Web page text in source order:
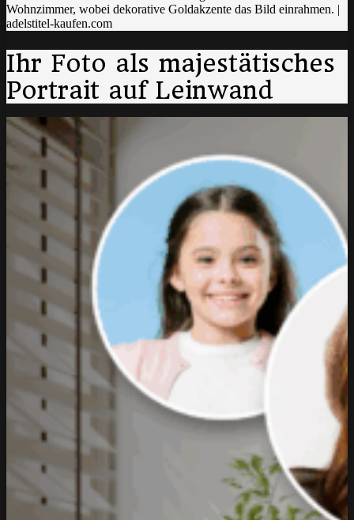
Ihr Foto als majestätisches
Portrait auf Leinwand